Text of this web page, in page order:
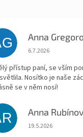
Anna
Hodnocení
6.7.2026
přístup paní, se vším
Nosítko je naše
se v něm nosí!
Anna
Hodnocení
19.5.2026